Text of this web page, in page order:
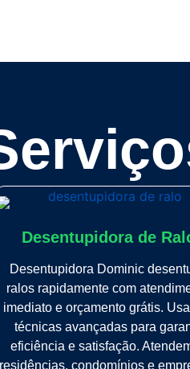
Desentupidora de
Desentupidora Dominic
ralos rapidamente com
imediato e orçamento grátis.
técnicas avançadas para
eficiência e satisfação.
residências, condomínios e